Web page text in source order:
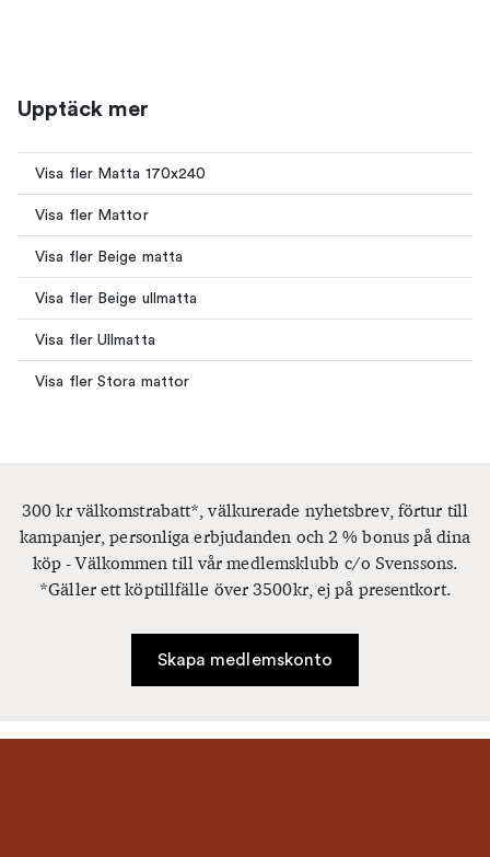
Upptäck mer
Visa fler Matta 170x240
Visa fler Mattor
Visa fler Beige matta
Visa fler Beige ullmatta
Visa fler Ullmatta
Visa fler Stora mattor
300 kr välkomstrabatt*, välkurerade nyhetsbrev, förtur till
kampanjer, personliga erbjudanden och 2 % bonus på dina
köp - Välkommen till vår medlemsklubb c/o Svenssons.
*Gäller ett köptillfälle över 3500kr, ej på presentkort.
Skapa medlemskonto